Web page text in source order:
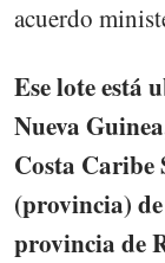
acuerdo
Ese lote está
Nueva
Costa Caribe
(provincia)
provincia de